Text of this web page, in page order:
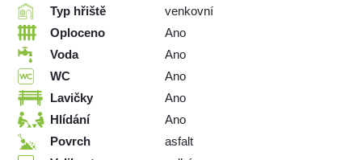
Typ hřiště
venkovní
Oploceno
Ano
Voda
Ano
WC
Ano
Lavičky
Ano
Hlídání
Ano
Povrch
asfalt